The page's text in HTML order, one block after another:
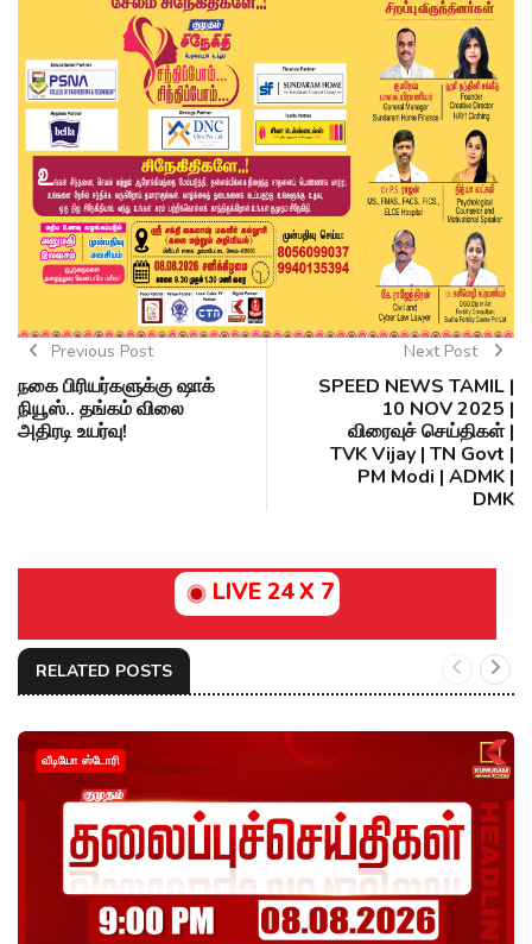
Previous Post
நகை பிரியர்களுக்கு ஷாக்
நியூஸ்.. தங்கம் விலை
அதிரடி உயர்வு!
Next Post
SPEED NEWS TAMIL |
10 NOV 2025 |
விரைவுச் செய்திகள் |
TVK Vijay | TN Govt |
PM Modi | ADMK |
DMK
LIVE 24 X 7
RELATED POSTS
வீடியோ ஸ்டோரி